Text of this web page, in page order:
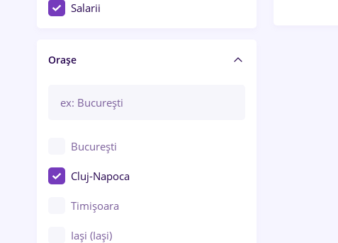
Salarii
Orașe
București
Cluj-Napoca
Timișoara
Iași (Iași)